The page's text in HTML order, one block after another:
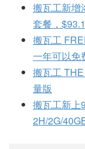
搬瓦工新增
套餐，
搬瓦工
一年可以免
搬瓦工
量版
搬瓦工新上
2H/2G/